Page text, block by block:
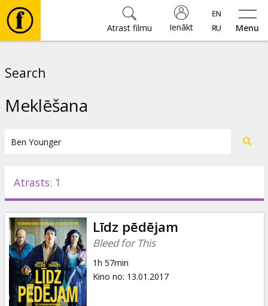
Menu
Ienākt
Atrast filmu
Pasākumi
Ziņas
Dāvanu
kartes
Search
Meklēšana
Atrasts: 1
Līdz pēdējam
Bleed for This
1h 57min
Kino no: 13.01.2017